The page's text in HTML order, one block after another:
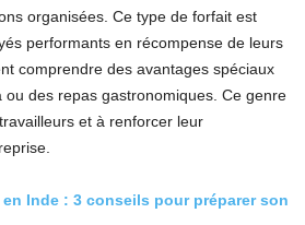
organisées. Ce type de forfait est
performants en récompense de leurs
comprendre des avantages spéciaux
ou des repas gastronomiques. Ce genre
et à renforcer leur
en Inde : 3 conseils pour préparer son